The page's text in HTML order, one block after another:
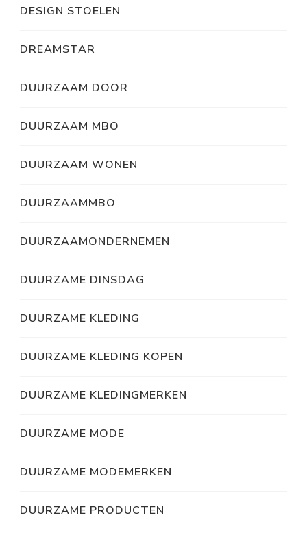
DESIGN STOELEN
DREAMSTAR
DUURZAAM DOOR
DUURZAAM MBO
DUURZAAM WONEN
DUURZAAMMBO
DUURZAAMONDERNEMEN
DUURZAME DINSDAG
DUURZAME KLEDING
DUURZAME KLEDING KOPEN
DUURZAME KLEDINGMERKEN
DUURZAME MODE
DUURZAME MODEMERKEN
DUURZAME PRODUCTEN